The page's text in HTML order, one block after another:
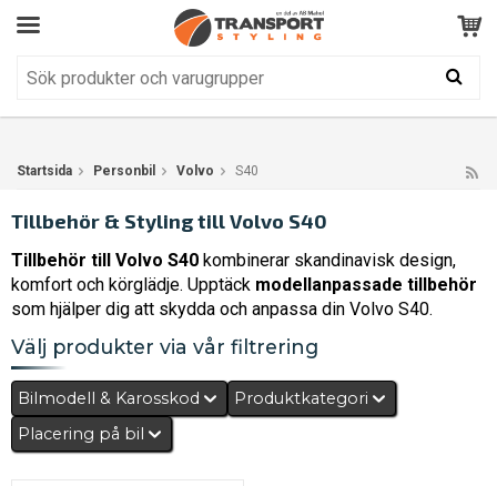
Kundservice
Startsida Personbil Volvo S40
Tillbehör & Styling till Volvo S40
Tillbehör till Volvo S40 kombinerar skandinavisk design,
komfort och körglädje. Upptäck modellanpassade tillbehör
som hjälper dig att skydda och anpassa din Volvo S40.
Välj produkter via vår filtrering
Bilmodell & Karosskod
Produktkategori
Placering på bil